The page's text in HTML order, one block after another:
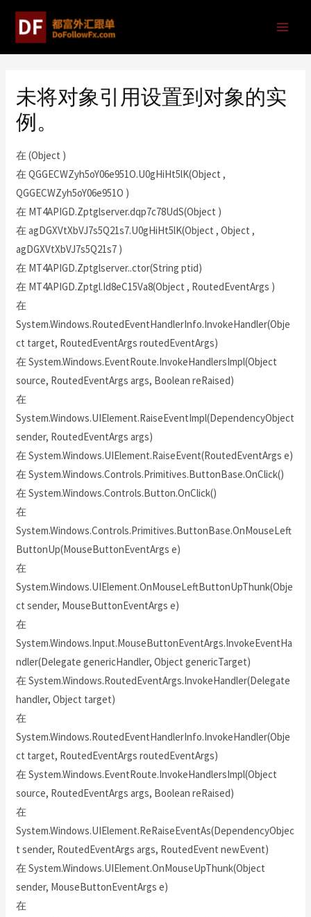
未将对象引用设置到对象的实
例。
在 (Object )
在 QGGECWZyh5oY06e951O.U0gHiHt5lK(Object ,
QGGECWZyh5oY06e951O )
在 MT4APIGD.Zptglserver.dqp7c78UdS(Object )
在 agDGXVtXbVJ7s5Q21s7.U0gHiHt5lK(Object , Object ,
agDGXVtXbVJ7s5Q21s7 )
在 MT4APIGD.Zptglserver..ctor(String ptid)
在 MT4APIGD.Zptgl.Id8eC15Va8(Object , RoutedEventArgs )
在
System.Windows.RoutedEventHandlerInfo.InvokeHandler(Obje
ct target, RoutedEventArgs routedEventArgs)
在 System.Windows.EventRoute.InvokeHandlersImpl(Object
source, RoutedEventArgs args, Boolean reRaised)
在
System.Windows.UIElement.RaiseEventImpl(DependencyObject
sender, RoutedEventArgs args)
在 System.Windows.UIElement.RaiseEvent(RoutedEventArgs e)
在 System.Windows.Controls.Primitives.ButtonBase.OnClick()
在 System.Windows.Controls.Button.OnClick()
在
System.Windows.Controls.Primitives.ButtonBase.OnMouseLeft
ButtonUp(MouseButtonEventArgs e)
在
System.Windows.UIElement.OnMouseLeftButtonUpThunk(Obje
ct sender, MouseButtonEventArgs e)
在
System.Windows.Input.MouseButtonEventArgs.InvokeEventHa
ndler(Delegate genericHandler, Object genericTarget)
在 System.Windows.RoutedEventArgs.InvokeHandler(Delegate
handler, Object target)
在
System.Windows.RoutedEventHandlerInfo.InvokeHandler(Obje
ct target, RoutedEventArgs routedEventArgs)
在 System.Windows.EventRoute.InvokeHandlersImpl(Object
source, RoutedEventArgs args, Boolean reRaised)
在
System.Windows.UIElement.ReRaiseEventAs(DependencyObjec
t sender, RoutedEventArgs args, RoutedEvent newEvent)
在 System.Windows.UIElement.OnMouseUpThunk(Object
sender, MouseButtonEventArgs e)
在